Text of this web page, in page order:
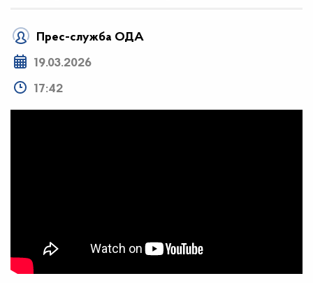
Прес-служба ОДА
19.03.2026
17:42